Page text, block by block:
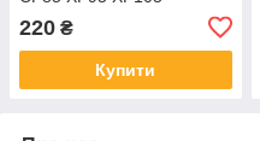
220 ₴
Купити